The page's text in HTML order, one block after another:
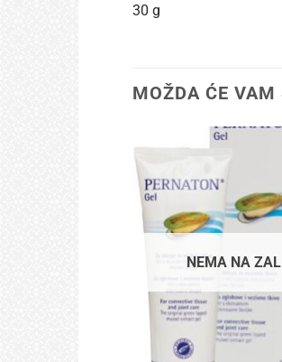
30 g
MOŽDA ĆE
NEMA NA